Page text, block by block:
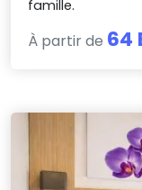
famille.
À partir de 64